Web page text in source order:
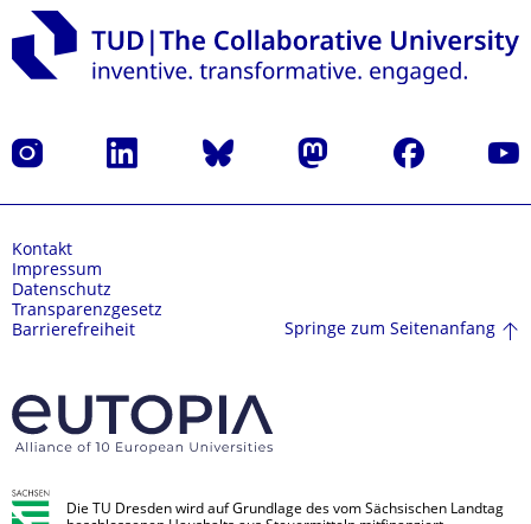
Instagram LinkedIn Bluesky Mastodon Facebook
Kontakt
Impressum
Datenschutz
Transparenzgesetz
Barrierefreiheit
Springe zum Seitenanfang
Die TU Dresden wird auf Grundlage des vom Sächsischen Landtag